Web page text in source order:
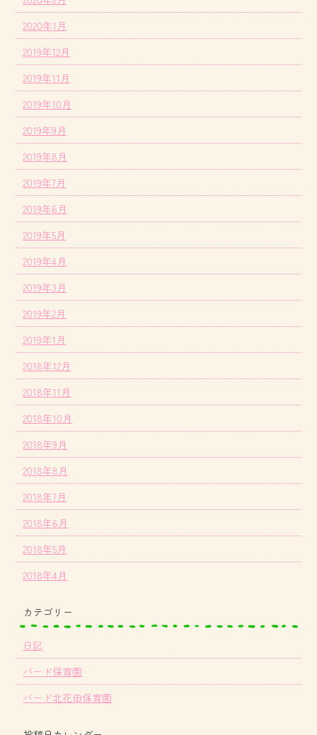
2020年1月
2019年12月
2019年11月
2019年10月
2019年9月
2019年8月
2019年7月
2019年6月
2019年5月
2019年4月
2019年3月
2019年2月
2019年1月
2018年12月
2018年11月
2018年10月
2018年9月
2018年8月
2018年7月
2018年6月
2018年5月
2018年4月
カテゴリー
日記
バード保育園
バード北花田保育園